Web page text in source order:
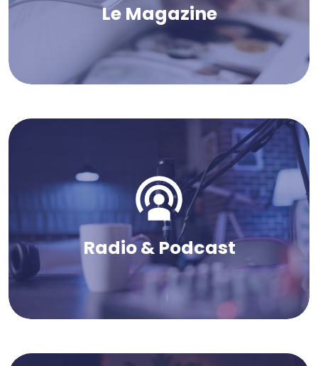
Le Magazine
Radio & Podcast